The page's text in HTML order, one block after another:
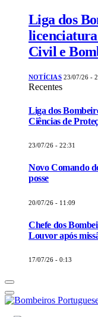
Liga dos
licenciatura
Civil e
NOTÍCIAS 23/07/26 -
Recentes
Liga dos
Ciências de
23/07/26 - 22:31
Novo Comando
posse
20/07/26 - 11:09
Chefe dos
Louvor após
17/07/26 - 0:13